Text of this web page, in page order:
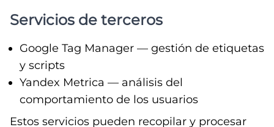
Servicios de terceros
Google Tag Manager — gestión de etiquetas
y scripts
Yandex Metrica — análisis del
comportamiento de los usuarios
Estos servicios pueden recopilar y procesar